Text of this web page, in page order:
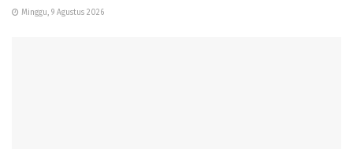
Minggu, 9 Agustus 2026